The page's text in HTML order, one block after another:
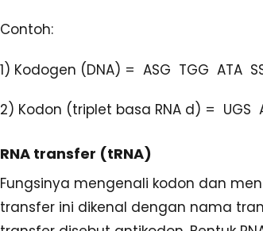
Contoh:
1) Kodogen (DNA) = ASG TGG ATA
2) Kodon (triplet basa RNA d) = UGS
RNA transfer (tRNA)
Fungsinya mengenali kodon dan
transfer ini dikenal dengan nama